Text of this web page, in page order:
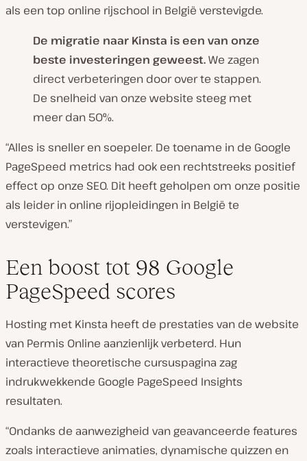
als een top online rijschool in België verstevigde.
De migratie naar Kinsta is een van onze
beste investeringen geweest.We zagen
direct verbeteringen door over te stappen.
De snelheid van onze website steeg met
meer dan 50%.
“Alles is sneller en soepeler. De toename in de Google
PageSpeed metrics had ook een rechtstreeks positief
effect op onze SEO. Dit heeft geholpen om onze positie
als leider in online rijopleidingen in België te
verstevigen.”
Een boost tot 98 Google
PageSpeed scores
Hosting met Kinsta heeft de prestaties van de website
van Permis Online aanzienlijk verbeterd. Hun
interactieve theoretische cursuspagina zag
indrukwekkende Google PageSpeed Insights
resultaten.
“Ondanks de aanwezigheid van geavanceerde features
zoals interactieve animaties, dynamische quizzen en